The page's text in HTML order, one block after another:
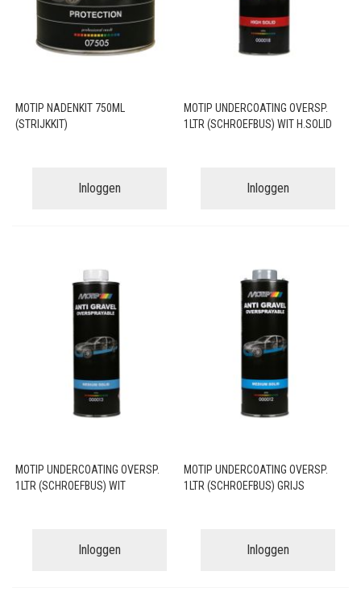
MOTIP NADENKIT 750ML
(STRIJKKIT)
Inloggen
MOTIP UNDERCOATING OVERSP.
1LTR (SCHROEFBUS) WIT H.SOLID
Inloggen
MOTIP UNDERCOATING OVERSP.
1LTR (SCHROEFBUS) WIT
Inloggen
MOTIP UNDERCOATING OVERSP.
1LTR (SCHROEFBUS) GRIJS
Inloggen